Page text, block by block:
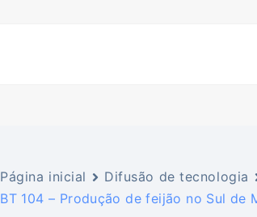
Página inicial Difusão de tecnologia
BT 104 – Produção de feijão no Sul de